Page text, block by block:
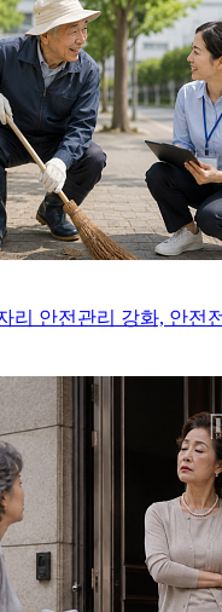
리 안전관리 강화, 안전